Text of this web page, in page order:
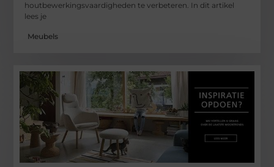
houtbewerkingsvaardigheden te verbeteren. In dit artikel
lees je
Meubels